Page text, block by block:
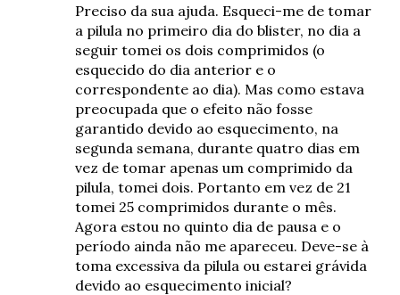
Preciso da sua ajuda. Esqueci-me de tomar
a pilula no primeiro dia do blister, no dia a
seguir tomei os dois comprimidos (o
esquecido do dia anterior e o
correspondente ao dia). Mas como estava
preocupada que o efeito não fosse
garantido devido ao esquecimento, na
segunda semana, durante quatro dias em
vez de tomar apenas um comprimido da
pilula, tomei dois. Portanto em vez de 21
tomei 25 comprimidos durante o mês.
Agora estou no quinto dia de pausa e o
período ainda não me apareceu. Deve-se à
toma excessiva da pilula ou estarei grávida
devido ao esquecimento inicial?